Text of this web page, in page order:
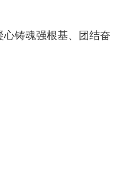
心铸魂强根基、团结奋